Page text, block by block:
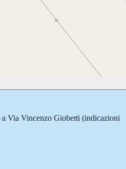
aVia Vincenzo Gioberti (indicazioni